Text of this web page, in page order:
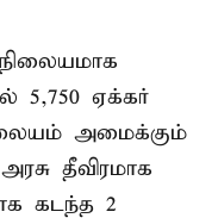
5,750 ஏக்கர்
அமைக்கும்
தீவிரமாக
கடந்த 2